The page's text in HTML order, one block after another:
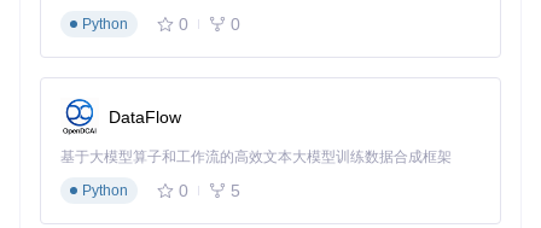
实时系统中的消息传递
内存管理：使用 Shadesmar 提供的内存管理工具来优化内
存使用，避免内存泄漏。
消息类型：根据应用需求选择合适的消息类型，以提高性能
和减少开销。
Python
0 0
DataFlow
基于大模型算子和工作流的高效文本大模型训练数据合成框架
Python
0 5